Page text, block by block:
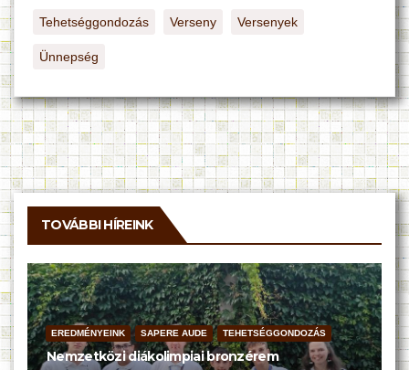
Tehetséggondozás Verseny Versenyek
Ünnepség
TOVÁBBI HÍREINK
EREDMÉNYEINK SAPERE AUDE TEHETSÉGGONDOZÁS
Nemzetközi diákolimpiai bronzérem